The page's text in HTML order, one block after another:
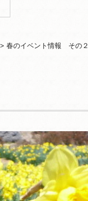
春のイベント情報 その２